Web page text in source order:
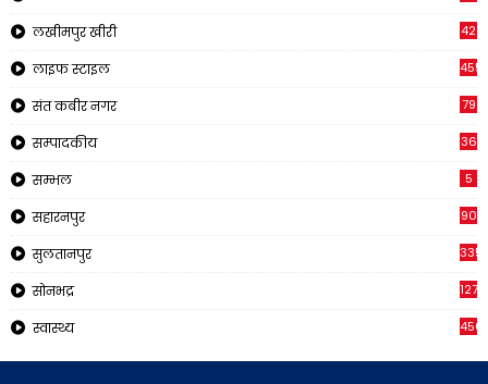
लखीमपुर खीरी 42
लाइफ स्टाइल 455
संत कबीर नगर 79
सम्पादकीय 36
सम्भल 5
सहारनपुर 90
सुलतानपुर 335
सोनभद्र 1270
स्वास्थ्य 450